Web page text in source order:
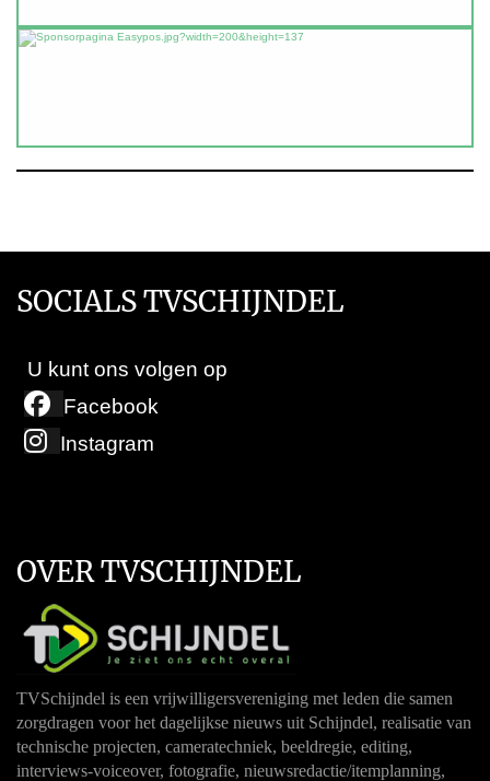
SOCIALS TVSCHIJNDEL
U kunt ons volgen op
Facebook
Instagram
OVER TVSCHIJNDEL
TVSchijndel is een vrijwilligersvereniging met leden die samen
zorgdragen voor het dagelijkse nieuws uit Schijndel, realisatie van
technische projecten, cameratechniek, beeldregie, editing,
interviews-voiceover, fotografie, nieuwsredactie/itemplanning,